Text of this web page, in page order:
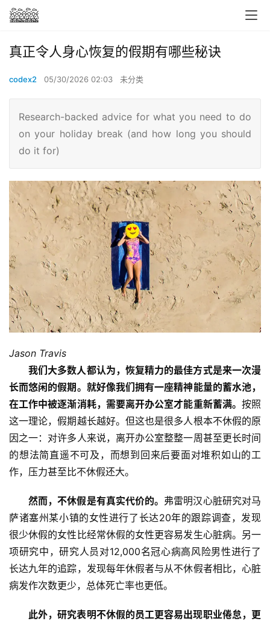
真正令人身心恢复的假期有哪些秘诀
codex2 05/30/2026 02:03 未分类
Research-backed advice for what you need to do
on your holiday break (and how long you should
do it for)
Jason Travis
我们大多数人都认为，恢复精力的最佳方式是来一次漫
长而悠闲的假期。就好像我们拥有一座精神能量的蓄水池，
在工作中被逐渐消耗，需要离开办公室才能重新蓄满。 按照
这一理论，假期越长越好。但这也是很多人根本不休假的原
因之一：对许多人来说，离开办公室整整一周甚至更长时间
的想法简直遥不可及，而想到回来后要面对堆积如山的工
作，压力甚至比不休假还大。
然而，不休假是有真实代价的。 弗雷明汉心脏研究对马
萨诸塞州某小镇的女性进行了长达20年的跟踪调查，发现
很少休假的女性比经常休假的女性更容易发生心脏病。另一
项研究中，研究人员对12,000名冠心病高风险男性进行了
长达九年的追踪，发现每年休假者与从不休假者相比，心脏
病发作次数更少，总体死亡率也更低。
此外，研究表明不休假的员工更容易出现职业倦怠，更